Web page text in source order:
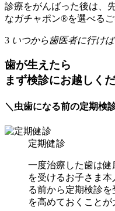
診療をがんばった後は、
なガチャポン®を選べるご
3 いつから歯医者に行け
歯が生えたら
まず検診にお越しく
＼虫歯になる前の定期検
定期健診
一度治療した歯は
を受けるお子さま
る前から定期検診
を高めておくことが